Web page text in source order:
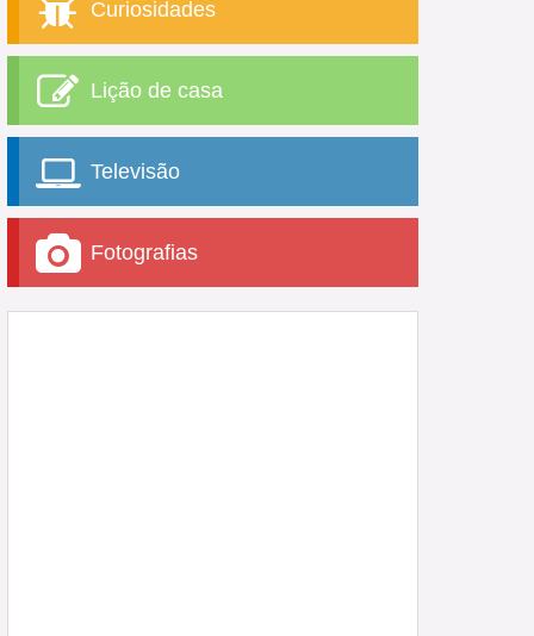
Curiosidades
Lição de casa
Televisão
Fotografias